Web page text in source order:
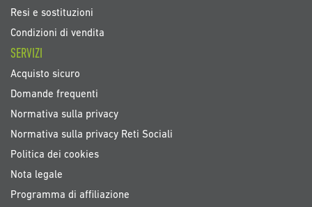
Resi e sostituzioni
Condizioni di vendita
SERVIZI
Acquisto sicuro
Domande frequenti
Normativa sulla privacy
Normativa sulla privacy Reti Sociali
Politica dei cookies
Nota legale
Programma di affiliazione